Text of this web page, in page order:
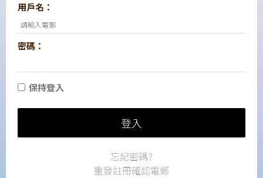
用戶名：
密碼：
保持登入
登入
忘記密碼?
重發註冊確認電郵